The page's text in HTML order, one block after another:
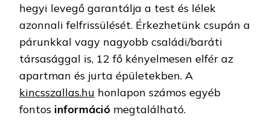
hegyi levegő garantálja a test és lélek
azonnali felfrissülését. Érkezhetünk csupán a
párunkkal vagy nagyobb családi/baráti
társasággal is, 12 fő kényelmesen elfér az
apartman és jurta épületekben. A
kincsszallas.hu honlapon számos egyéb
fontos információ megtalálható.